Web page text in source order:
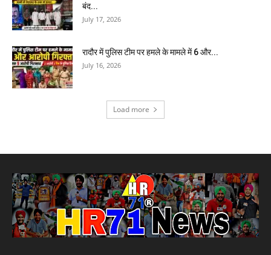
बंद...
July 17, 2026
रादौर में पुलिस टीम पर हमले के मामले में 6 और...
July 16, 2026
Load more